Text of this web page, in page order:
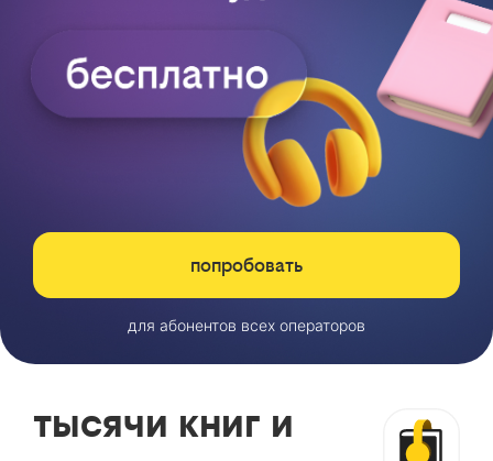
попробовать
для абонентов всех операторов
тысячи книг и